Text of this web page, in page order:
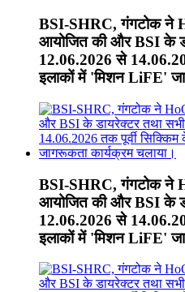
BSI-SHRC, गंगटोक ने
आयोजित की और BSI के
12.06.2026 से
इलाकों में 'मिशन LiFE'
BSI-SHRC, गंगटोक ने
आयोजित की और BSI के
12.06.2026 से
इलाकों में 'मिशन LiFE'